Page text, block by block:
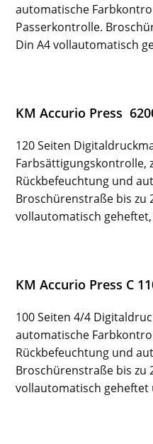
automatische
Passerkontrolle.
Din A4 vollautomatisch
KM Accurio Press
120 Seiten
Farbsättigungskontrolle,
Rückbefeuchtung und
Broschürenstraße bis zu
vollautomatisch
KM Accurio Press C
100 Seiten 4/4
automatische
Rückbefeuchtung und
Broschürenstraße bis zu
vollautomatisch geheftet